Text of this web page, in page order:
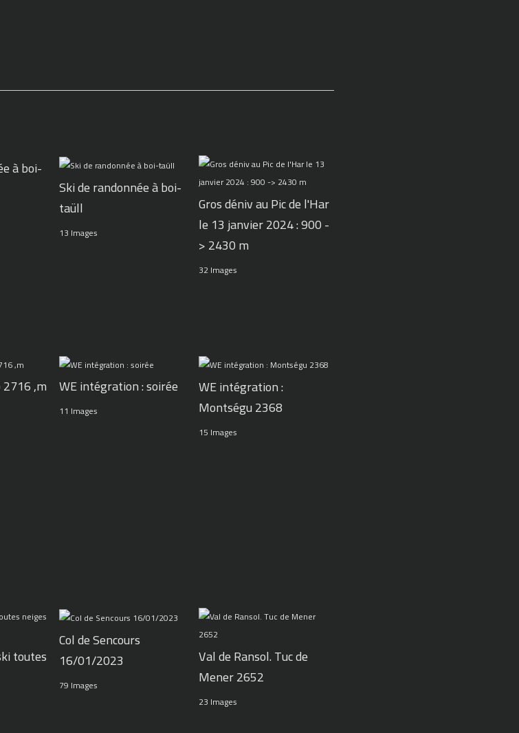
à boi-
Ski de randonnée à boi-
taüll
13 Images
Gros déniv au Pic de l'Har
le 13 janvier 2024 : 900 -
> 2430 m
32 Images
2716 ,m WE intégration : soirée
11 Images
WE intégration :
Montségu 2368
15 Images
toutes
Col de Sencours
16/01/2023
79 Images
Val de Ransol. Tuc de
Mener 2652
23 Images